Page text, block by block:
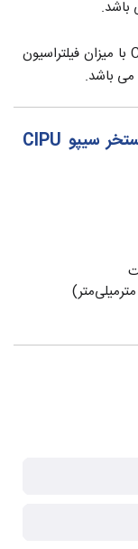
فیلتر کارتریجی تصفیه استخر سیپو مدل CF16A با میزان فیلتراسیون
ویژگی های فیلتر کارتریجی تصفیه استخر سیپو CIPU